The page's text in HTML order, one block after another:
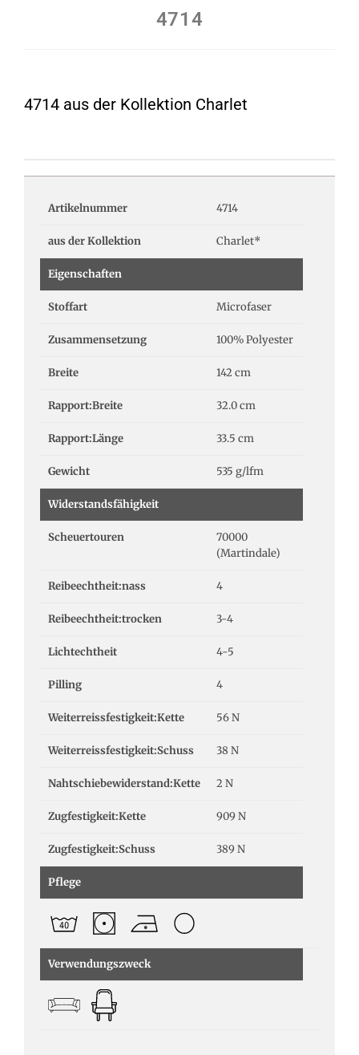
4714
4714 aus der Kollektion Charlet
Artikelnummer 4714
aus der Kollektion Charlet*
Eigenschaften
Stoffart Microfaser
Zusammensetzung 100% Polyester
Breite 142 cm
Rapport:Breite 32.0 cm
Rapport:Länge 33.5 cm
Gewicht 535 g/lfm
Widerstandsfähigkeit
Scheuertouren
70000
(Martindale)
Reibeechtheit:nass 4
Reibeechtheit:trocken 3-4
Lichtechtheit 4-5
Pilling 4
Weiterreissfestigkeit:Kette 56 N
Weiterreissfestigkeit:Schuss 38 N
Nahtschiebewiderstand:Kette 2 N
Zugfestigkeit:Kette 909 N
Zugfestigkeit:Schuss 389 N
Pflege
Verwendungszweck